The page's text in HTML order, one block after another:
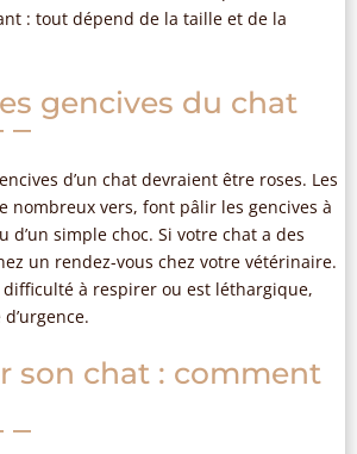
: tout dépend de la taille et de la
gencives du chat
d’un chat devraient être roses. Les
nombreux vers, font pâlir les gencives à
d’un simple choc. Si votre chat a des
un rendez-vous chez votre vétérinaire.
difficulté à respirer ou est léthargique,
son chat : comment